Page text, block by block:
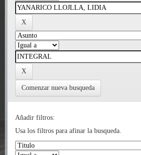
Comenzar nueva busqueda
Añadir filtros:
Usa los filtros para afinar la busqueda.